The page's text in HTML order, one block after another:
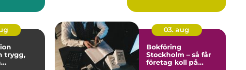
03. aug
Bokföring
Stockholm – så får
företag koll på